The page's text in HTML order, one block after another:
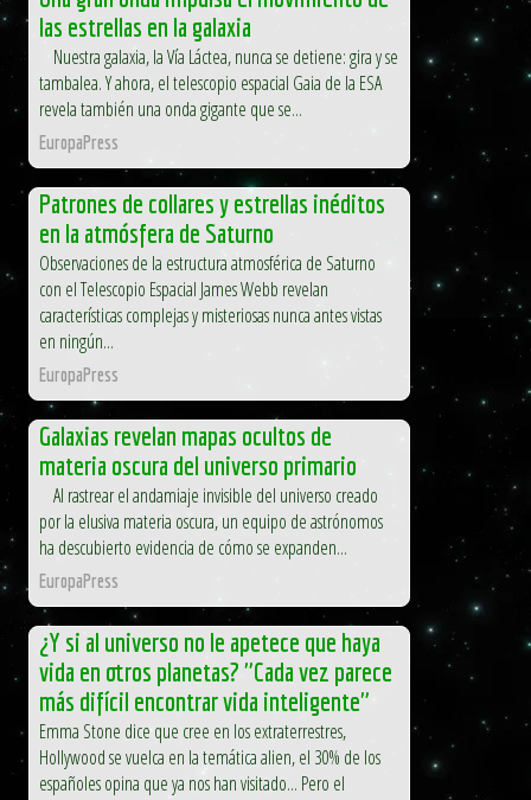
las estrellas en la galaxia
Nuestra galaxia, la Vía Láctea, nunca se detiene: gira y se
tambalea. Y ahora, el telescopio espacial Gaia de la ESA
revela también una onda gigante que se...
EuropaPress
Patrones de collares y estrellas inéditos
en la atmósfera de Saturno
Observaciones de la estructura atmosférica de Saturno
con el Telescopio Espacial James Webb revelan
características complejas y misteriosas nunca antes vistas
en ningún...
EuropaPress
Galaxias revelan mapas ocultos de
materia oscura del universo primario
Al rastrear el andamiaje invisible del universo creado
por la elusiva materia oscura, un equipo de astrónomos
ha descubierto evidencia de cómo se expanden...
EuropaPress
¿Y si al universo no le apetece que haya
vida en otros planetas? "Cada vez parece
más difícil encontrar vida inteligente"
Emma Stone dice que cree en los extraterrestres,
Hollywood se vuelca en la temática alien, el 30% de los
españoles opina que ya nos han visitado... Pero el